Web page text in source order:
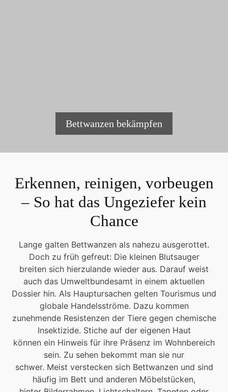
Bettwanzen bekämpfen
Erkennen, reinigen, vorbeugen
– So hat das Ungeziefer kein
Chance
Lange galten Bettwanzen als nahezu ausgerottet.
Doch zu früh gefreut: Die kleinen Blutsauger
breiten sich hierzulande wieder aus. Darauf weist
auch das Umweltbundesamt in einem aktuellen
Dossier hin. Als Hauptursachen gelten Tourismus und
globale Handelsströme. Dazu kommen
zunehmende Resistenzen der Tiere gegen chemische
Insektizide. Stiche auf der eigenen Haut
können ein Hinweis für ihre Präsenz im Wohnbereich
sein. Zu sehen bekommt man sie nur
schwer. Meist verstecken sich Bettwanzen und sind
häufig im Bett und anderen Möbelstücken,